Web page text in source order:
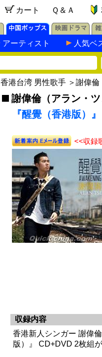
カート Ｑ＆Ａ
アーティスト 人気ベ
香港台湾 男性歌手 ＞ 謝偉倫
謝偉倫（アラン・ツ
『醒覺（香港版）
<<収録
収録内容
香港新人シンガー 謝偉
版）』 CD+DVD 2枚組